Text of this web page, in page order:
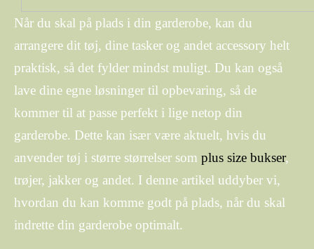
Når du skal på plads i din garderobe, kan du
arrangere dit tøj, dine tasker og andet accessory helt
praktisk, så det fylder mindst muligt. Du kan også
lave dine egne løsninger til opbevaring, så de
kommer til at passe perfekt i lige netop din
garderobe. Dette kan især være aktuelt, hvis du
anvender tøj i større størrelser som plus size bukser,
trøjer, jakker og andet. I denne artikel uddyber vi,
hvordan du kan komme godt på plads, når du skal
indrette din garderobe optimalt.